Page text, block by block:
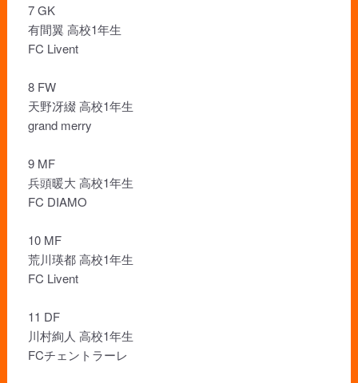
7 GK
有間翼 高校1年生
FC Livent
8 FW
天野冴綴 高校1年生
grand merry
9 MF
兵頭暖大 高校1年生
FC DIAMO
10 MF
荒川瑛都 高校1年生
FC Livent
11 DF
川村絢人 高校1年生
FCチェントラーレ